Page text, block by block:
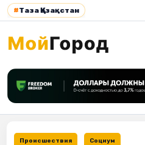
#Таза Қазақстан
Происшествия Социум